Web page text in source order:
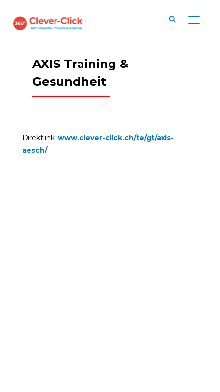
AXIS Training &
Gesundheit
Direktlink: www.clever-click.ch/te/gt/axis-
aesch/